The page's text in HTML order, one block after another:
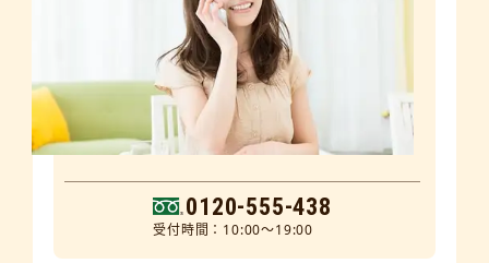
0120-555-438
受付時間：10:00～19:00